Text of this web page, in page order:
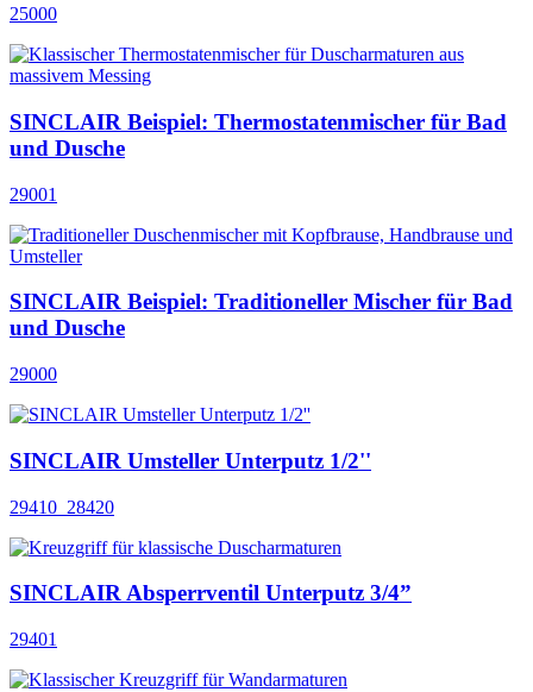
25000
SINCLAIR Beispiel: Thermostatenmischer für Bad
und Dusche
29001
SINCLAIR Beispiel: Traditioneller Mischer für Bad
und Dusche
29000
SINCLAIR Umsteller Unterputz 1/2''
29410_28420
SINCLAIR Absperrventil Unterputz 3/4”
29401